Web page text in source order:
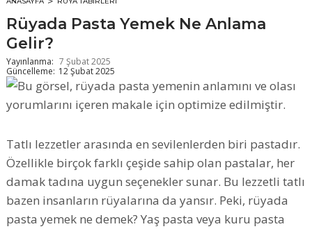
Rüyada Pasta Yemek Ne Anlama
Gelir?
Yayınlanma: 7 Şubat 2025
Güncelleme: 12 Şubat 2025
Tatlı lezzetler arasında en sevilenlerden biri pastadır.
Özellikle birçok farklı çeşide sahip olan pastalar, her
damak tadına uygun seçenekler sunar. Bu lezzetli tatlı
bazen insanların rüyalarına da yansır. Peki, rüyada
pasta yemek ne demek? Yaş pasta veya kuru pasta